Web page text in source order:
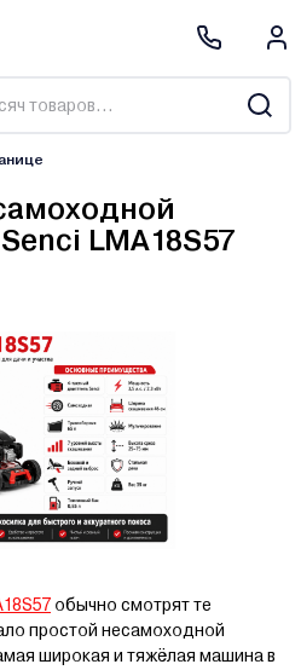
LMA18S57
обычно смотрят те
простой несамоходной
широкая и тяжёлая машина в